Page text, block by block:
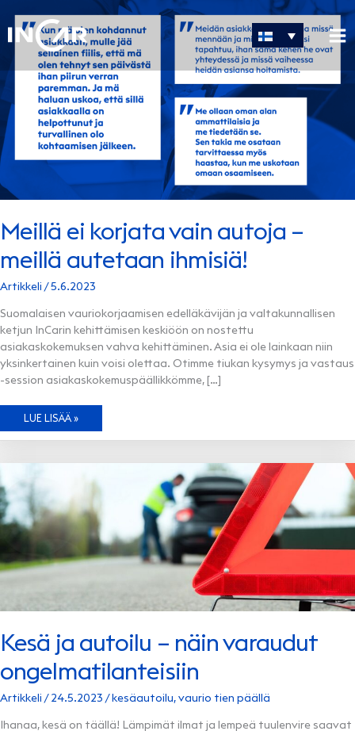
sisältöön
Meillä ei korjata vain autoja –
meillä autetaan ihmisiä!
Artikkeli /5.6.2023
Suomalaisen vauriokorjaamisen edelläkävijän ja valtakunnallisen
ketjun InCarin kehittämisen keskiöön on nostettu
asiakaskokemuksen vahva kehittäminen. Asia ei ole lainkaan niin
yksinkertainen kuin voisi olettaa. Otimme tiukan kysymys ja vastaus
-session asiakaskokemuspäällikkömme, […]
MEILLÄ
KORJATA
AUTETAAN
IHMISIÄ!
LUE LISÄÄ »
Kesä ja autoilu – näin varaudut
ongelmatilanteisiin
Artikkeli /24.5.2023 /kesäautoilu,vaurio tien päällä
Ihanaa, kesä on täällä! Lämpimät ilmat ja lempeä tuulenvire saavat